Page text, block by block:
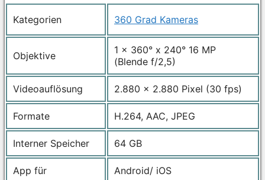
Kategorien 360 Grad Kameras
Objektive
1 x 360° x 240° 16 MP
(Blende f/2,5)
Videoauflösung 2.880 x 2.880 Pixel (30 fps)
Formate H.264, AAC, JPEG
Interner Speicher 64 GB
App für Android/ iOS